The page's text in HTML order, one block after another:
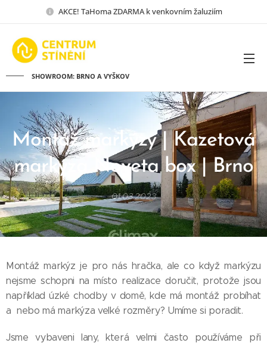
AKCE! TaHoma ZDARMA k venkovním žaluziím
SHOWROOM: BRNO A VYŠKOV
Montáž markýzy | Kazetová
markýza Noveta box | Brno
01.03.2023
Montáž markýz je pro nás hračka, ale co když markýzu
nejsme schopni na místo realizace doručit, protože jsou
například úzké chodby v domě, kde má montáž probíhat
a nebo má markýza velké rozměry? Umíme si poradit.
Jsme vybaveni lany, která velmi často používáme při